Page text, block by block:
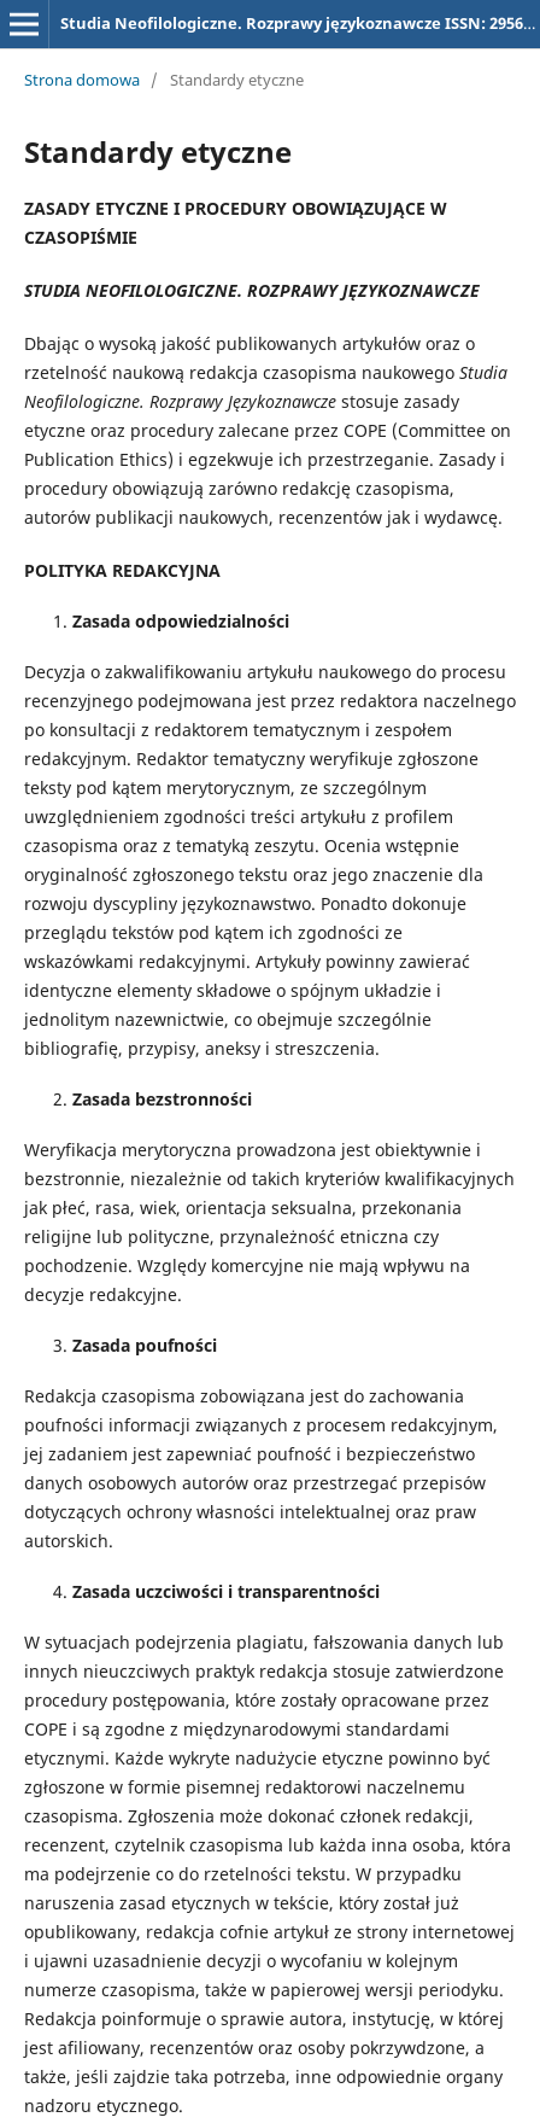
Studia Neofilologiczne. Rozprawy językoznawcze ISSN: 2956-5731, dawniej (dla tytułu "Studia Neofilologiczne) ISSN 2657-3032
Strona domowa / Standardy etyczne
Standardy etyczne
ZASADY ETYCZNE I PROCEDURY OBOWIĄZUJĄCE W
CZASOPIŚMIE
STUDIA NEOFILOLOGICZNE. ROZPRAWY JĘZYKOZNAWCZE
Dbając o wysoką jakość publikowanych artykułów oraz o
rzetelność naukową redakcja czasopisma naukowego Studia
Neofilologiczne. Rozprawy Językoznawczestosuje zasady
etyczne oraz procedury zalecane przez COPE (Committee on
Publication Ethics) i egzekwuje ich przestrzeganie. Zasady i
procedury obowiązują zarówno redakcję czasopisma,
autorów publikacji naukowych, recenzentów jak i wydawcę.
POLITYKA REDAKCYJNA
Zasada odpowiedzialności
Decyzja o zakwalifikowaniu artykułu naukowego do procesu
recenzyjnego podejmowana jest przez redaktora naczelnego
po konsultacji z redaktorem tematycznym i zespołem
redakcyjnym. Redaktor tematyczny weryfikuje zgłoszone
teksty pod kątem merytorycznym, ze szczególnym
uwzględnieniem zgodności treści artykułu z profilem
czasopisma oraz z tematyką zeszytu. Ocenia wstępnie
oryginalność zgłoszonego tekstu oraz jego znaczenie dla
rozwoju dyscypliny językoznawstwo. Ponadto dokonuje
przeglądu tekstów pod kątem ich zgodności ze
wskazówkami redakcyjnymi. Artykuły powinny zawierać
identyczne elementy składowe o spójnym układzie i
jednolitym nazewnictwie, co obejmuje szczególnie
bibliografię, przypisy, aneksy i streszczenia.
Zasada bezstronności
Weryfikacja merytoryczna prowadzona jest obiektywnie i
bezstronnie, niezależnie od takich kryteriów kwalifikacyjnych
jak płeć, rasa, wiek, orientacja seksualna, przekonania
religijne lub polityczne, przynależność etniczna czy
pochodzenie. Względy komercyjne nie mają wpływu na
decyzje redakcyjne.
Zasada poufności
Redakcja czasopisma zobowiązana jest do zachowania
poufności informacji związanych z procesem redakcyjnym,
jej zadaniem jest zapewniać poufność i bezpieczeństwo
danych osobowych autorów oraz przestrzegać przepisów
dotyczących ochrony własności intelektualnej oraz praw
autorskich.
Zasada uczciwości i transparentności
W sytuacjach podejrzenia plagiatu, fałszowania danych lub
innych nieuczciwych praktyk redakcja stosuje zatwierdzone
procedury postępowania, które zostały opracowane przez
COPE i są zgodne z międzynarodowymi standardami
etycznymi. Każde wykryte nadużycie etyczne powinno być
zgłoszone w formie pisemnej redaktorowi naczelnemu
czasopisma. Zgłoszenia może dokonać członek redakcji,
recenzent, czytelnik czasopisma lub każda inna osoba, która
ma podejrzenie co do rzetelności tekstu. W przypadku
naruszenia zasad etycznych w tekście, który został już
opublikowany, redakcja cofnie artykuł ze strony internetowej
i ujawni uzasadnienie decyzji o wycofaniu w kolejnym
numerze czasopisma, także w papierowej wersji periodyku.
Redakcja poinformuje o sprawie autora, instytucję, w której
jest afiliowany, recenzentów oraz osoby pokrzywdzone, a
także, jeśli zajdzie taka potrzeba, inne odpowiednie organy
nadzoru etycznego.